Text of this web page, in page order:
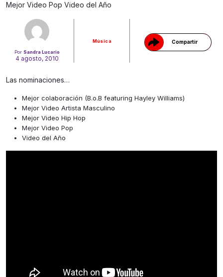
Por Sandra Lucario
4 agosto, 2010
Música Compartir
Mejor Video Pop Video del Año
Las nominaciones…
Mejor colaboración (B.o.B featuring Hayley Williams)
Mejor Video Artista Masculino
Mejor Video Hip Hop
Mejor Video Pop
Video del Año